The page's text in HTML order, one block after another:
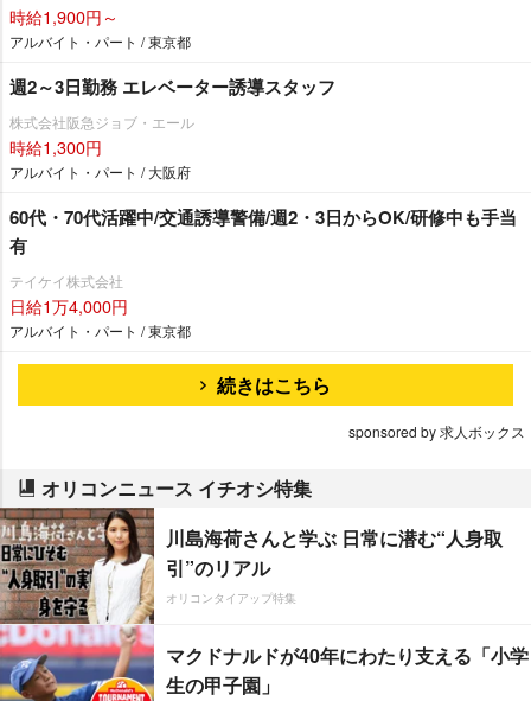
時給1,900円～
アルバイト・パート / 東京都
週2～3日勤務 エレベーター誘導スタッフ
株式会社阪急ジョブ・エール
時給1,300円
アルバイト・パート / 大阪府
60代・70代活躍中/交通誘導警備/週2・3日からOK/研修中も手当
有
テイケイ株式会社
日給1万4,000円
アルバイト・パート / 東京都
続きはこちら
sponsored by 求人ボックス
オリコンニュース イチオシ特集
川島海荷さんと学ぶ 日常に潜む“人身取
引”のリアル
オリコンタイアップ特集
マクドナルドが40年にわたり支える「小学
生の甲子園」